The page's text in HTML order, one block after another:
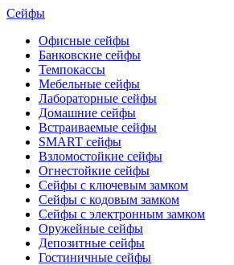
Сейфы
Офисные сейфы
Банковские сейфы
Темпокассы
Мебельные сейфы
Лабораторные сейфы
Домашние сейфы
Встраиваемые сейфы
SMART сейфы
Взломостойкие сейфы
Огнестойкие сейфы
Сейфы с ключевым замком
Сейфы с кодовым замком
Сейфы с электронным замком
Оружейные сейфы
Депозитные сейфы
Гостиничные сейфы